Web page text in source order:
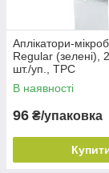
Аплікатори-
Regular (зелені),
шт./уп., TPC
В наявності
96 ₴/упаковка